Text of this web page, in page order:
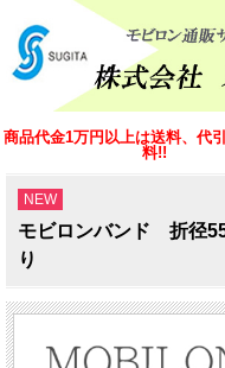
商品代金1万円以上は送料、代
料!!
NEW
モビロンバンド 折径
り